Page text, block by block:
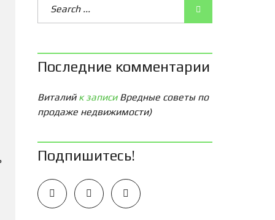
Последние комментарии
Виталийк записи Вредные советы по
продаже недвижимости)
Подпишитесь!